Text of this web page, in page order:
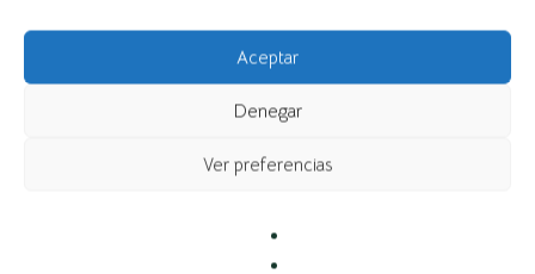
Aceptar
Denegar
Ver preferencias